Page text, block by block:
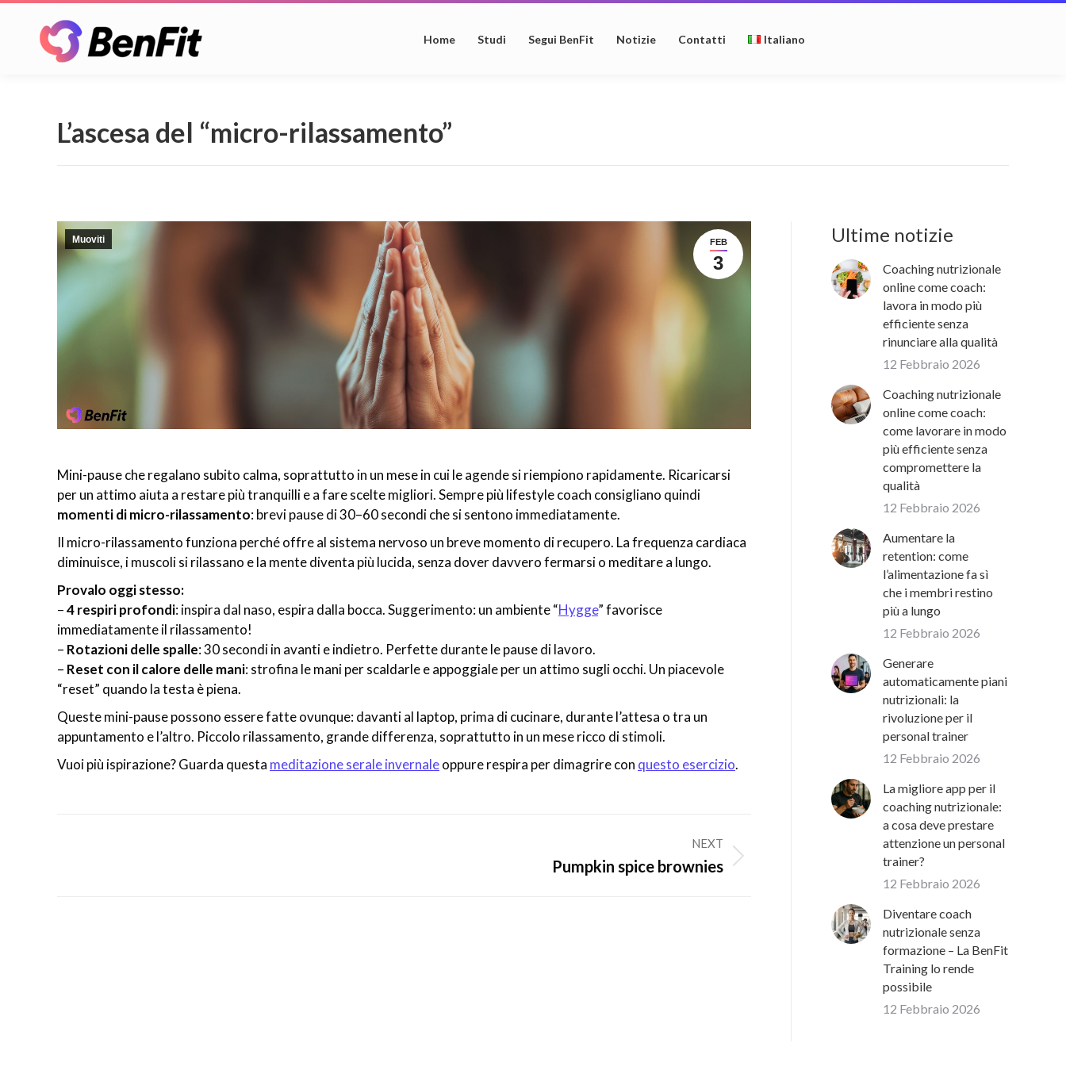
Home Studi Segui BenFit Notizie Contatti Italiano
L’ascesa del “micro-rilassamento”
FEB
3
Muoviti
Mini-pause che regalano subito calma, soprattutto in un mese in cui le agende si riempiono rapidamente. Ricaricarsi
per un attimo aiuta a restare più tranquilli e a fare scelte migliori. Sempre più lifestyle coach consigliano quindi
momenti di micro-rilassamento: brevi pause di 30–60 secondi che si sentono immediatamente.
Il micro-rilassamento funziona perché offre al sistema nervoso un breve momento di recupero. La frequenza cardiaca
diminuisce, i muscoli si rilassano e la mente diventa più lucida, senza dover davvero fermarsi o meditare a lungo.
Provalo oggi stesso:
–4 respiri profondi: inspira dal naso, espira dalla bocca. Suggerimento: un ambiente “Hygge” favorisce
immediatamente il rilassamento!
– Rotazioni delle spalle: 30 secondi in avanti e indietro. Perfette durante le pause di lavoro.
– Reset con il calore delle mani: strofina le mani per scaldarle e appoggiale per un attimo sugli occhi. Un piacevole
“reset” quando la testa è piena.
Queste mini-pause possono essere fatte ovunque: davanti al laptop, prima di cucinare, durante l’attesa o tra un
appuntamento e l’altro. Piccolo rilassamento, grande differenza, soprattutto in un mese ricco di stimoli.
Vuoi più ispirazione? Guarda questa meditazione serale invernaleoppure respira per dimagrire con questo esercizio.
NEXT
Pumpkin spice brownies
Ultime notizie
Coaching nutrizionale
online come coach:
lavora in modo più
efficiente senza
rinunciare alla qualità
12 Febbraio 2026
Coaching nutrizionale
online come coach:
come lavorare in modo
più efficiente senza
compromettere la
qualità
12 Febbraio 2026
Aumentare la
retention: come
l’alimentazione fa sì
che i membri restino
più a lungo
12 Febbraio 2026
Generare
automaticamente piani
nutrizionali: la
rivoluzione per il
personal trainer
12 Febbraio 2026
La migliore app per il
coaching nutrizionale:
a cosa deve prestare
attenzione un personal
trainer?
12 Febbraio 2026
Diventare coach
nutrizionale senza
formazione – La BenFit
Training lo rende
possibile
12 Febbraio 2026